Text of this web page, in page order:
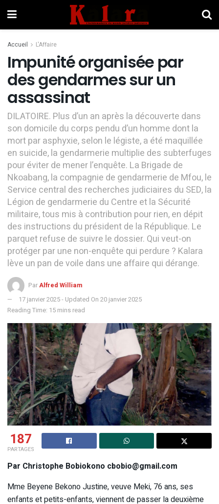
Accueil L'Affaire
Impunité organisée par
des gendarmes sur un
assassinat
DILATOIRE. Plus d’un an après la découverte dans
son domicile du corps pendu d’un homme dont la
mort par asphyxie, selon le légiste, a été maquillée
en suicide, la gendarmerie multiplie des subterfuges
pour éviter de mener l’enquête. La Brigade de
Nkoabang, la compagnie de gendarmerie de Mfou, le
Service central des recherches judiciaires du SED, la
Légion de gendarmerie du Centre et la Sécurité
militaire, tous mis à contribution pour rien, en dépit
des instructions du président de la République. Le
parquet refuse de suivre le dossier. Qui veut-on
protéger par une non-enquête qui perdure ? Kalara
lève un pan de voile dans une affaire qui dérange.
ParAlfred William
17 janvier 2025 - Updated On 20 janvier 2025
Reading Time: 15 mins read
187
PARTAGES
Par Christophe Bobiokono cbobio@gmail.com
Mme Beyene Bekono Justine, veuve Meki, 76 ans, ses
enfants et petits-enfants, viennent de passer la deuxième